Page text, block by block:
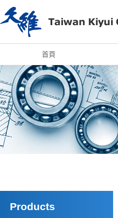
首頁
Products